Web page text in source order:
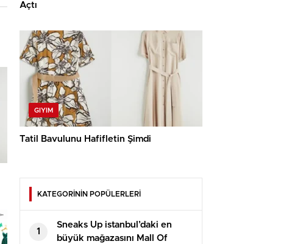
Açtı
GIYIM
Tatil Bavulunu Hafifletin Şimdi
KATEGORİNİN POPÜLERLERİ
1
Sneaks Up istanbul’daki en
büyük mağazasını Mall Of